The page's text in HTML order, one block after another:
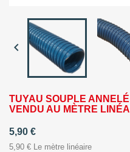

TUYAU SOUPLE
VENDU AU MÈTRE
5,90 €
5,90 € Le mètre linéaire